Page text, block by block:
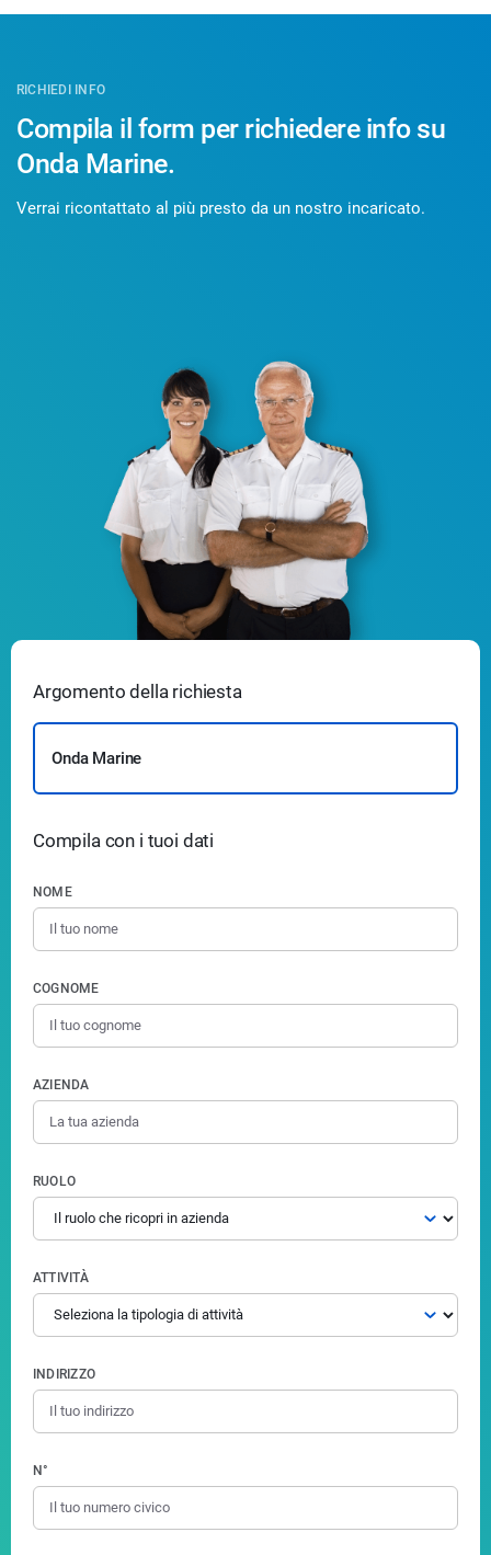
RICHIEDI INFO
Compila il form per richiedere info su
Onda Marine.
Verrai ricontattato al più presto da un nostro incaricato.
Argomento della richiesta
Onda Marine
Compila con i tuoi dati
NOME
COGNOME
AZIENDA
RUOLO
ATTIVITÀ
INDIRIZZO
N°